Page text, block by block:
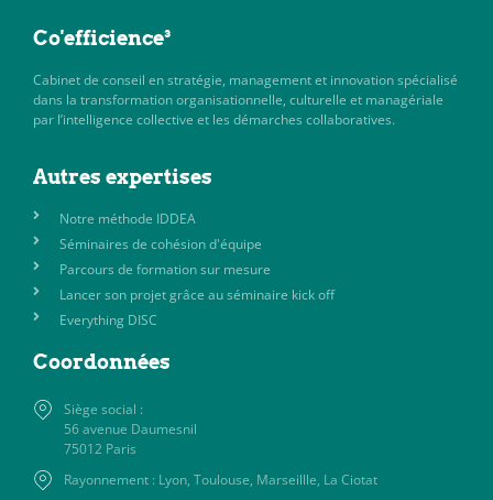
Co'efficience³
Cabinet de conseil en stratégie, management et innovation spécialisé
dans la transformation organisationnelle, culturelle et managériale
par l’intelligence collective et les démarches collaboratives.
Autres expertises
Notre méthode IDDEA
Séminaires de cohésion d'équipe
Parcours de formation sur mesure
Lancer son projet grâce au séminaire kick off
Everything DISC
Coordonnées
Siège social :
56 avenue Daumesnil
75012 Paris
Rayonnement : Lyon, Toulouse, Marseillle, La Ciotat